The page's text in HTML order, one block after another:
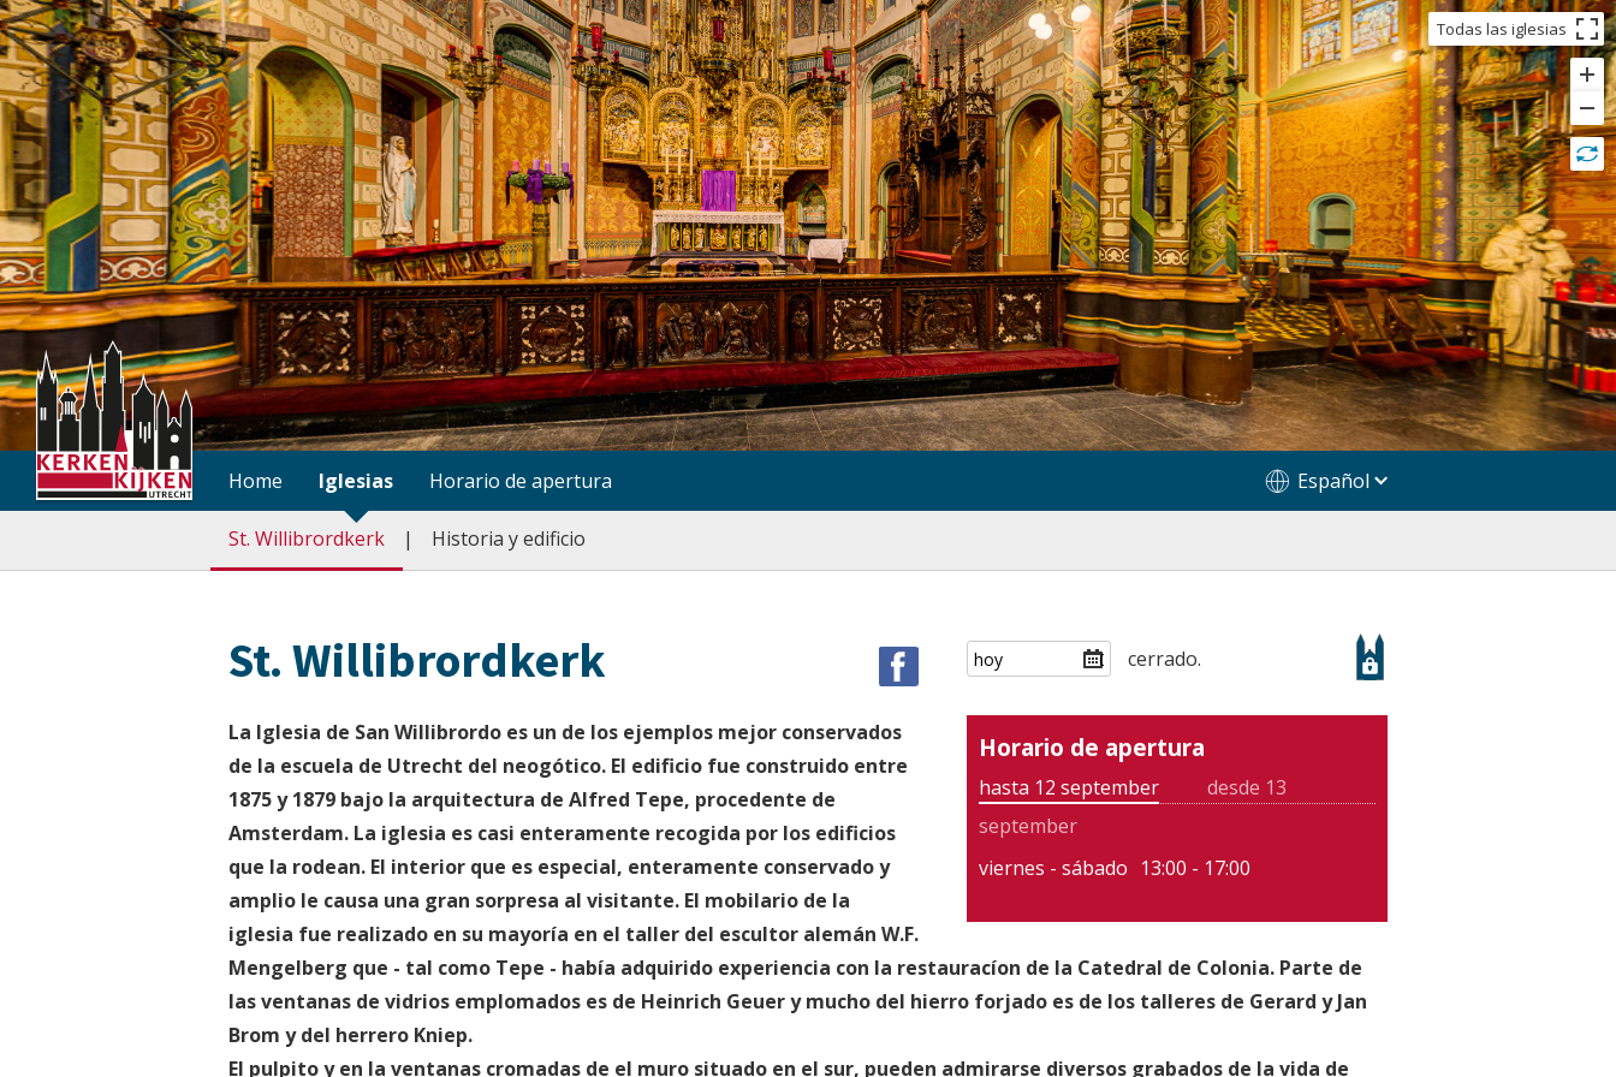
Todas las iglesias
Home Iglesias
St. Willibrordkerk Historia y edificio
Horario de apertura Español
St. Willibrordkerk cerrado.
Horario de apertura
hasta 12 september
desde 13
september
viernes - sábado 13:00 - 17:00
La Iglesia de San Willibrordo es un de los ejemplos mejor conservados
de la escuela de Utrecht del neogótico. El edificio fue construido entre
1875 y 1879 bajo la arquitectura de Alfred Tepe, procedente de
Amsterdam. La iglesia es casi enteramente recogida por los edificios
que la rodean. El interior que es especial, enteramente conservado y
amplio le causa una gran sorpresa al visitante. El mobilario de la
iglesia fue realizado en su mayoría en el taller del escultor alemán W.F.
Mengelberg que - tal como Tepe - había adquirido experiencia con la restauracíon de la Catedral de Colonia. Parte de
las ventanas de vidrios emplomados es de Heinrich Geuer y mucho del hierro forjado es de los talleres de Gerard y Jan
Brom y del herrero Kniep.
El pulpito y en la ventanas cromadas de el muro situado en el sur, pueden admirarse diversos grabados de la vida de